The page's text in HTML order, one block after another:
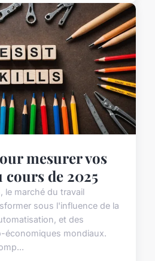
mesurer vos
de 2025
le marché du travail
sous l'influence de la
et des
économiques mondiaux.